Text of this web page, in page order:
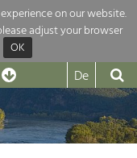
on our website.
adjust your browser
OK Klima
De

Which is why we
here. For more
projects in this context.